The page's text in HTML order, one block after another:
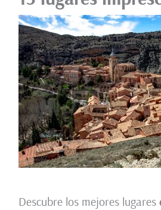
Descubre los mejores lugares